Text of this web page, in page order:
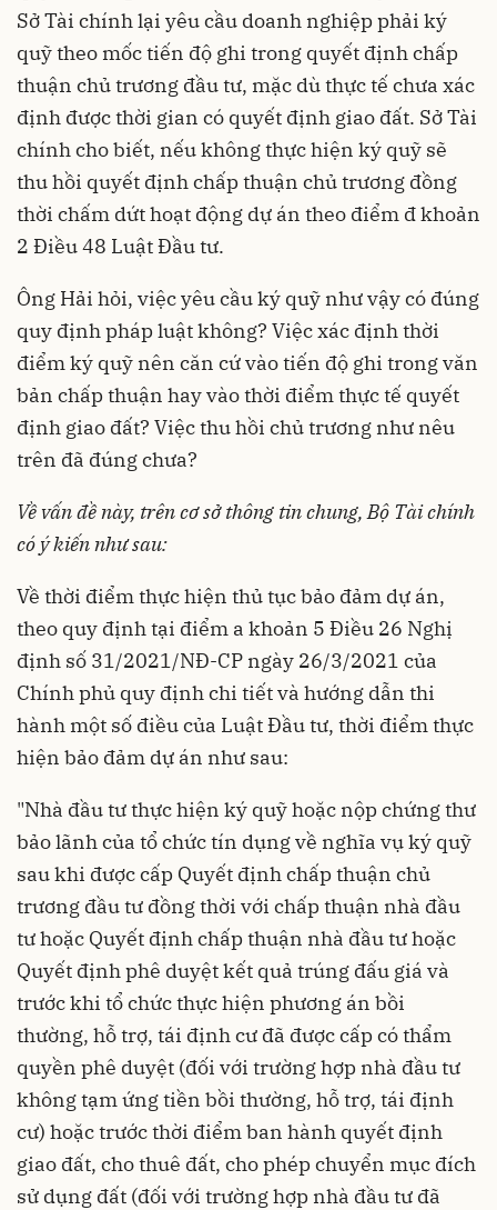
Sở Tài chính lại yêu cầu doanh nghiệp phải ký
quỹ theo mốc tiến độ ghi trong quyết định chấp
thuận chủ trương đầu tư, mặc dù thực tế chưa xác
định được thời gian có quyết định giao đất. Sở Tài
chính cho biết, nếu không thực hiện ký quỹ sẽ
thu hồi quyết định chấp thuận chủ trương đồng
thời chấm dứt hoạt động dự án theo điểm đ khoản
2 Điều 48 Luật Đầu tư.
Ông Hải hỏi, việc yêu cầu ký quỹ như vậy có đúng
quy định pháp luật không? Việc xác định thời
điểm ký quỹ nên căn cứ vào tiến độ ghi trong văn
bản chấp thuận hay vào thời điểm thực tế quyết
định giao đất? Việc thu hồi chủ trương như nêu
trên đã đúng chưa?
Về vấn đề này, trên cơ sở thông tin chung, Bộ Tài chính
có ý kiến như sau:
Về thời điểm thực hiện thủ tục bảo đảm dự án,
theo quy định tại điểm a khoản 5 Điều 26 Nghị
định số 31/2021/NĐ-CP ngày 26/3/2021 của
Chính phủ quy định chi tiết và hướng dẫn thi
hành một số điều của Luật Đầu tư, thời điểm thực
hiện bảo đảm dự án như sau:
"Nhà đầu tư thực hiện ký quỹ hoặc nộp chứng thư
bảo lãnh của tổ chức tín dụng về nghĩa vụ ký quỹ
sau khi được cấp Quyết định chấp thuận chủ
trương đầu tư đồng thời với chấp thuận nhà đầu
tư hoặc Quyết định chấp thuận nhà đầu tư hoặc
Quyết định phê duyệt kết quả trúng đấu giá và
trước khi tổ chức thực hiện phương án bồi
thường, hỗ trợ, tái định cư đã được cấp có thẩm
quyền phê duyệt (đối với trường hợp nhà đầu tư
không tạm ứng tiền bồi thường, hỗ trợ, tái định
cư) hoặc trước thời điểm ban hành quyết định
giao đất, cho thuê đất, cho phép chuyển mục đích
sử dụng đất (đối với trường hợp nhà đầu tư đã